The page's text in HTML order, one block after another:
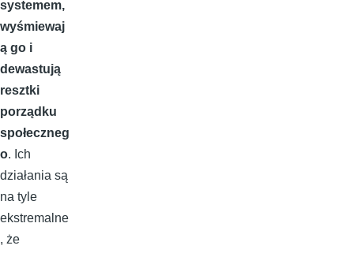
systemem,
wyśmiewaj
ą go i
dewastują
resztki
porządku
społeczneg
o. Ich
działania są
na tyle
ekstremalne
, że